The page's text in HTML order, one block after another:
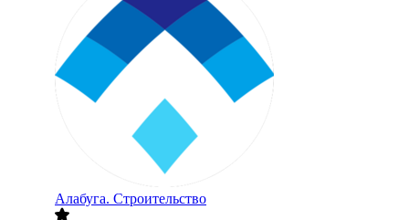
Алабуга. Строительство